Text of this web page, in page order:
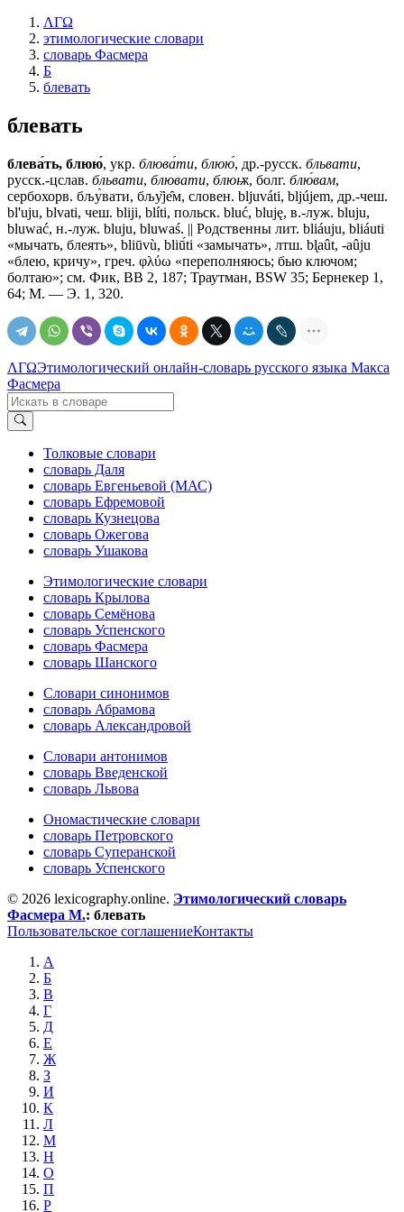
ΛΓΩ
этимологические словари
словарь Фасмера
Б
блевать
блевать
блева́ть, блюю́, укр. блюва́ти, блюю́, др.-русск. бльвати,
русск.-цслав. бльвати, блювати, блюѭ, болг. блю́вам,
сербохорв. бљу̀вати, бљу̏jе̑м, словен. bljuváti, bljújem, др.-чеш.
bl'uju, blvati, чеш. bliji, blíti, польск. bluć, bluję, в.-луж. bluju,
bluwać, н.-луж. bluju, bluwaś. || Родственны лит. bliáuju, bliáuti
«мычать, блеять», bliūvù, bliū́ti «замычать», лтш. bl̨aût, -aûju
«блею, кричу», греч. φλύω «переполняюсь; бью ключом;
болтаю»; см. Фик, ВВ 2, 187; Траутман, BSW 35; Бернекер 1,
64; М. — Э. 1, 320.
ΛΓΩЭтимологический онлайн-словарь русского языка Макса
Фасмера
Толковые словари
словарь Даля
словарь Евгеньевой (МАС)
словарь Ефремовой
словарь Кузнецова
словарь Ожегова
словарь Ушакова
Этимологические словари
словарь Крылова
словарь Семёнова
словарь Успенского
словарь Фасмера
словарь Шанского
Словари синонимов
словарь Абрамова
словарь Александровой
Словари антонимов
словарь Введенской
словарь Львова
Ономастические словари
словарь Петровского
словарь Суперанской
словарь Успенского
© 2026 lexicography.online. Этимологический словарь
Фасмера М.: блевать
Пользовательское соглашениеКонтакты
А
Б
В
Г
Д
Е
Ж
З
И
К
Л
М
Н
О
П
Р